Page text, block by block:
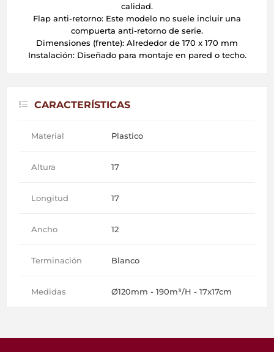
calidad.
Flap anti-retorno: Este modelo no suele incluir una
compuerta anti-retorno de serie.
Dimensiones (frente): Alrededor de 170 x 170 mm
Instalación: Diseñado para montaje en pared o techo.
CARACTERÍSTICAS
Material Plastico
Altura 17
Longitud 17
Ancho 12
Terminación Blanco
Medidas Ø120mm - 190m³/H - 17x17cm